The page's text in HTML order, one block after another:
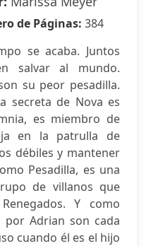
de Páginas: 384
se acaba. Juntos
salvar al mundo.
su peor pesadilla.
secreta de Nova es
es miembro de
en la patrulla de
débiles y mantener
Pesadilla, es una
de villanos que
Y como
por Adrian son cada
cuando él es el hijo